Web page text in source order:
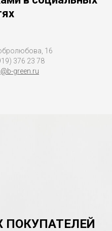
16
376 23 78
green.ru